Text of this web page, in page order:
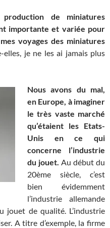
de miniatures
importante et variée pour
voyages des miniatures
elles, je ne les ai jamais plus
Nous avons du mal,
en Europe, à imaginer
le très vaste marché
qu’étaient les Etats-
Unis en ce qui
concerne l’industrie
du jouet. Au début du
20ème siècle, c’est
bien évidemment
l’industrie allemande
jouet de qualité. L’industrie
A titre d’exemple, la firme